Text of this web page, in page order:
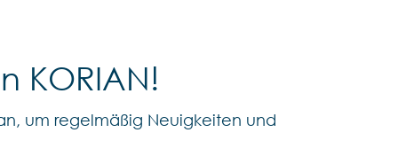
KORIAN!
um regelmäßig Neuigkeiten und